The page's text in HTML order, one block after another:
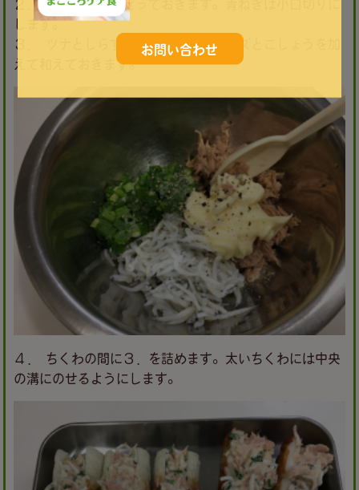
２． ツナ缶は油をきっておきます。青ねぎは小口切りに
します。
３． ツナとしらす、青ねぎにマヨネーズとこしょうを加
えて和えておきます。
４． ちくわの間に３．を詰めます。太いちくわには中央
の溝にのせるようにします。
お問い合わせ